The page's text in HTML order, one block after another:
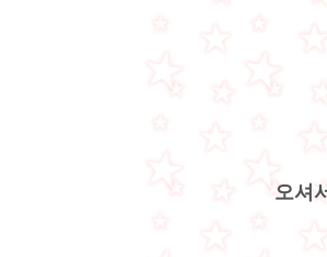
오셔